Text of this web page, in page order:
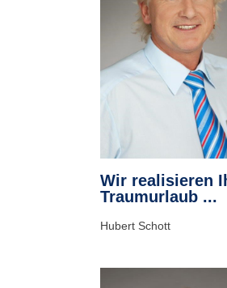
Wir realisieren
Traumurlaub ...
Hubert Schott